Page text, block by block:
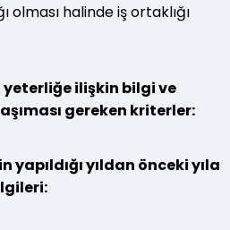
olması halinde iş ortaklığı
yeterliğe ilişkin bilgi ve
gereken kriterler:
yapıldığı yıldan önceki yıla